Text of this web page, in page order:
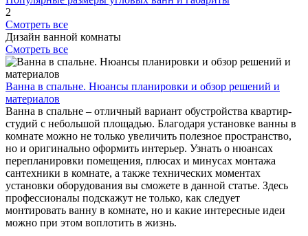
2
Смотреть все
Дизайн ванной комнаты
Смотреть все
Ванна в спальне. Нюансы планировки и обзор решений и
материалов
Ванна в спальне – отличный вариант обустройства квартир-
студий с небольшой площадью. Благодаря установке ванны в
комнате можно не только увеличить полезное пространство,
но и оригинально оформить интерьер. Узнать о нюансах
перепланировки помещения, плюсах и минусах монтажа
сантехники в комнате, а также технических моментах
установки оборудования вы сможете в данной статье. Здесь
профессионалы подскажут не только, как следует
монтировать ванну в комнате, но и какие интересные идеи
можно при этом воплотить в жизнь.